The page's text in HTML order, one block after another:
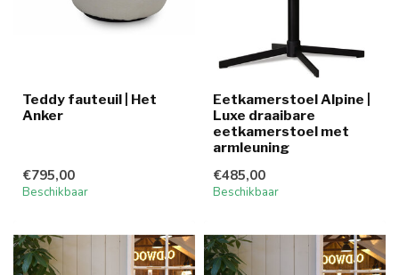
Teddy fauteuil | Het
Anker
€795,00
Beschikbaar
Eetkamerstoel Alpine |
Luxe draaibare
eetkamerstoel met
armleuning
€485,00
Beschikbaar